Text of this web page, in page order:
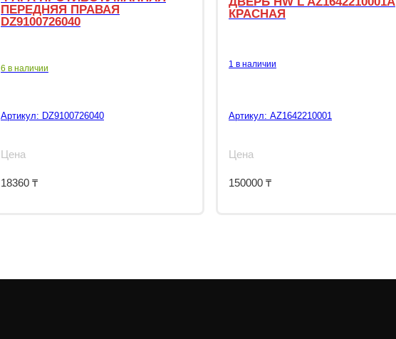
ПЕРЕДНЯЯ ПРАВАЯ
DZ9100726040
6 в наличии
Артикул: DZ9100726040
Цена
18360 ₸
КРАСНАЯ
1 в наличии
Артикул: AZ1642210001
Цена
150000 ₸